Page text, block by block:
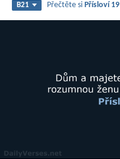
B21 Přečtěte siPřísloví 19